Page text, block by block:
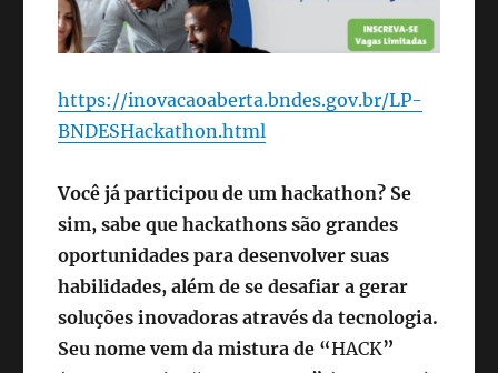
https://inovacaoaberta.bndes.gov.br/LP-
BNDESHackathon.html
Você já participou de um hackathon? Se
sim, sabe quehackathons são grandes
oportunidades para desenvolversuas
habilidades, além de se desafiar a gerar
soluçõesinovadoras através da tecnologia.
Seu nome vem da misturade “HACK”